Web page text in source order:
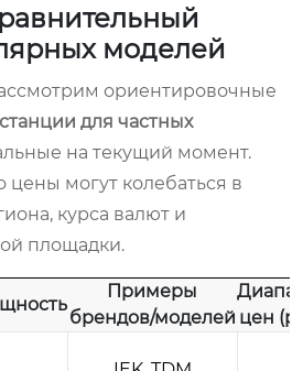
моделей
ориентировочные
для частных
на текущий момент.
цены могут колебаться в
курса валют и
площадки.
Примеры
брендов/моделей цен